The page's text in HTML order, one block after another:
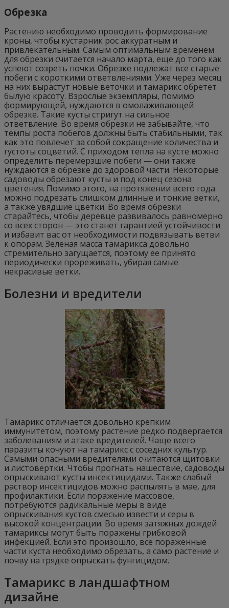
Обрезка
Растению необходимо проводить формирование
кроны, чтобы кустарник рос аккуратным и
привлекательным. Самым оптимальным временем
для обрезки считается начало марта, еще до того как
успеют созреть почки. Обрезке подлежат все старые
побеги с короткими ответвлениями. Уже через месяц
на них вырастут новые веточки и тамарикс обретет
былую красоту. Взрослые экземпляры, помимо
формирующей, нуждаются в омолаживающей
обрезке. Такие кусты стригут на сильное
ответвление. Во время обрезки не забывайте, что
темпы роста побегов должны быть стабильными, так
как это повлечет за собой сокращение количества и
густоты соцветий. С приходом тепла на кусте можно
определить перемерзшие побеги — они также
нуждаются в обрезке до здоровой части. Некоторые
садоводы обрезают кусты и под конец сезона
цветения. Помимо этого, на протяжении всего года
можно подрезать слишком длинные и тонкие ветки,
а также увядшие цветки. Во время обрезки
старайтесь, чтобы деревце развивалось равномерно
со всех сторон — это станет гарантией устойчивости
и избавит вас от необходимости подвязывать ветви
к опорам. Зеленая масса тамарикса довольно
стремительно загущается, поэтому ее принято
периодически прореживать, убирая самые
некрасивые ветки.
Болезни и вредители
Тамарикс отличается довольно крепким
иммунитетом, поэтому растение редко подвергается
заболеваниям и атаке вредителей. Чаще всего
паразиты кочуют на тамарикс с соседних культур.
Самыми опасными вредителями считаются щитовки
и листовертки. Чтобы прогнать нашествие, садоводы
опрыскивают кусты инсектицидами. Также слабый
раствор инсектицидов можно распылять в мае, для
профилактики. Если поражение массовое,
потребуются радикальные меры в виде
опрыскивания кустов смесью извести и серы в
высокой концентрации. Во время затяжных дождей
тамариксы могут быть поражены грибковой
инфекцией. Если это произошло, все пораженные
части куста необходимо обрезать, а само растение и
почву на грядке опрыскать фунгицидом.
Тамарикс в ландшафтном
дизайне